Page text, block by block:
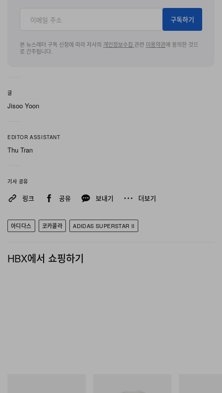
구독하기
본 뉴스레터 구독 신청에 따라 자사의 개인정보수집 관련 이용약관에 동의한 것으
로 간주됩니다.
글
Jisoo Yoon
EDITOR ASSISTANT
Thu Tran
기사 공유
링크 공유 보내기 더보기
아디다스 코카콜라 ADIDAS SUPERSTAR II
HBX에서 쇼핑하기